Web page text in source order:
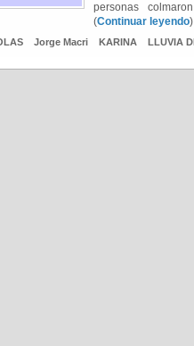
personas
(Continuar leyendo)
Jorge Macri KARINA
LLUVIA